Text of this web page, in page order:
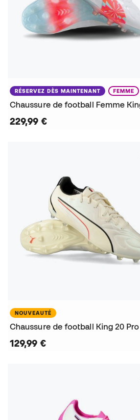
RÉSERVEZ DÈS MAINTENANT FEMME
229,99 €
NOUVEAUTÉ
129,99 €